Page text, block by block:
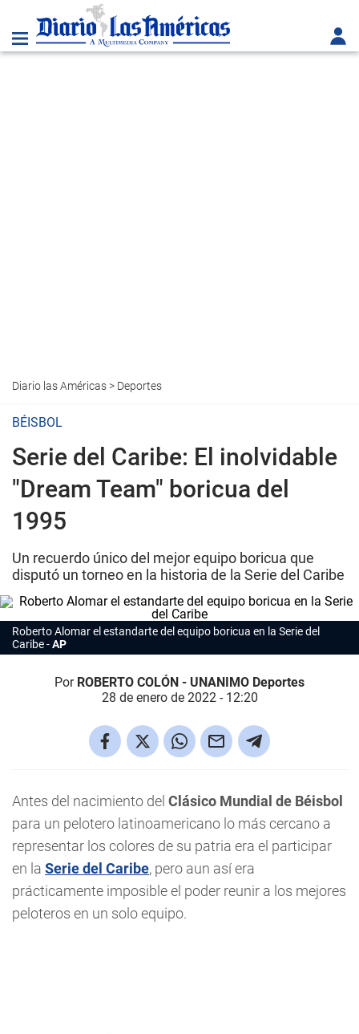
Diario las Américas> Deportes
BÉISBOL
Serie del Caribe: El inolvidable
"Dream Team" boricua del
1995
Un recuerdo único del mejor equipo boricua que
disputó un torneo en la historia de la Serie del Caribe
Roberto Alomar el estandarte del equipo boricua en la Serie del
Caribe
AP
Por ROBERTO COLÓN - UNANIMO Deportes
28 de enero de 2022 - 12:20
Antes del nacimiento del Clásico Mundial de Béisbol
para un pelotero latinoamericano lo más cercano a
representar los colores de su patria era el participar
en la Serie del Caribe, pero aun así era
prácticamente imposible el poder reunir a los mejores
peloteros en un solo equipo.